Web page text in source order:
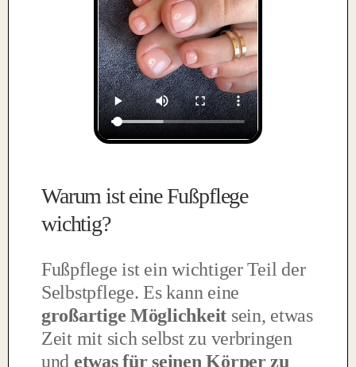
Warum ist eine Fußpflege
wichtig?
Fußpflege ist ein wichtiger Teil der
Selbstpflege. Es kann eine
großartige Möglichkeit sein, etwas
Zeit mit sich selbst zu verbringen
und etwas für seinen Körper zu